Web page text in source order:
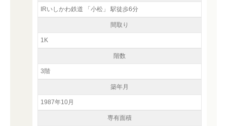
IRいしかわ鉄道 「小松」 駅徒歩6分
間取り
1K
階数
3階
築年月
1987年10月
専有面積